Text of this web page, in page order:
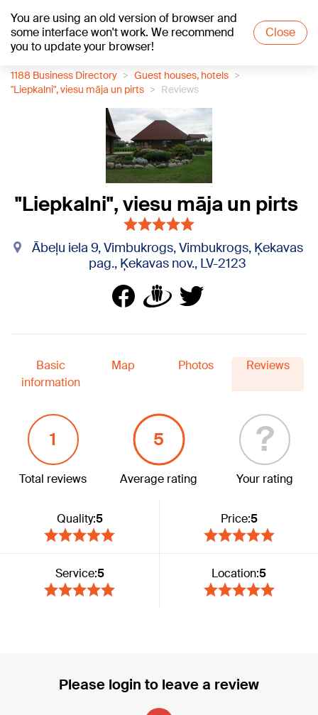
You are using an old version of browser and
some interface won't work. We recommend
you to update your browser!
Close
+21°C
1188 Business Directory
Guest houses, hotels
"Liepkalni", viesu māja un pirts
Reviews
"Liepkalni", viesu māja un pirts
Ābeļu iela 9, Vimbukrogs, Vimbukrogs, Ķekavas
pag., Ķekavas nov., LV-2123
Basic
information
Map Photos Reviews
1
Total reviews
5
Average rating
?
Your rating
Quality:5 Price:5
Service:5 Location:5
Please login to leave a review